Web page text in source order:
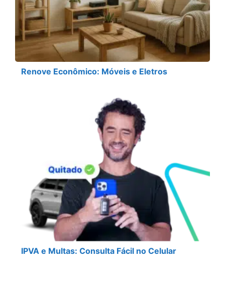
Renove Econômico: Móveis e Eletros
IPVA e Multas: Consulta Fácil no Celular